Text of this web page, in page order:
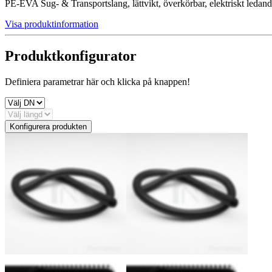
PE-EVA Sug- & Transportslang, lättvikt, överkörbar, elektriskt
Visa produktinformation
Produktkonfigurator
Definiera parametrar här och klicka på knappen!
Konfigurera produkten